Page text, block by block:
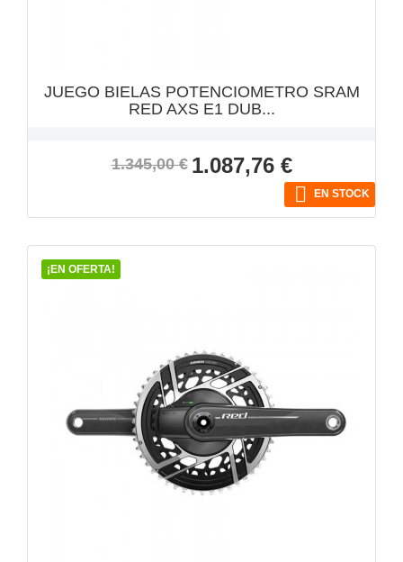
JUEGO BIELAS POTENCIOMETRO SRAM
RED AXS E1 DUB...
Precio
1.345,00 € Precio
1.087,76 €
 EN STOCK
¡EN OFERTA!
VISTA RÁPIDA